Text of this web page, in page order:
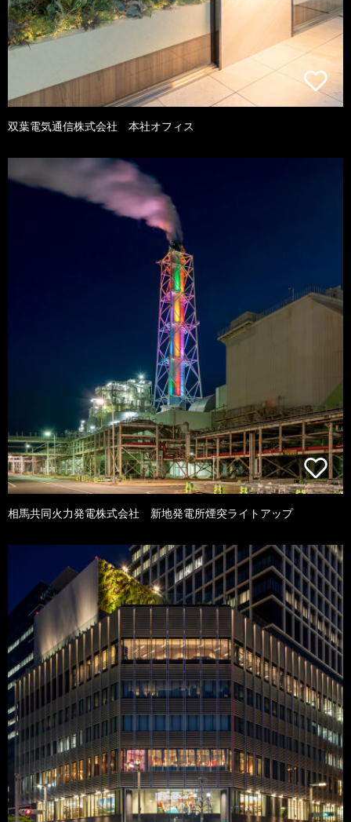
双葉電気通信株式会社 本社オフィス
相馬共同火力発電株式会社 新地発電所煙突ライトアップ